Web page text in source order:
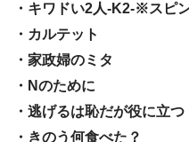
・キワドい2人-K2-※スピ
・カルテット
・家政婦のミタ
・Nのために
・逃げるは恥だが役に立つ
・きのう何食べた？